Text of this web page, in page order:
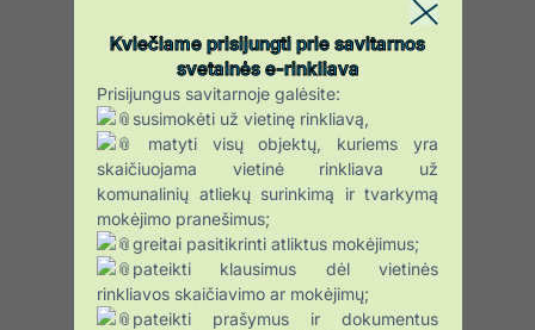
sodus;
*Projektą „Žiedinis atliekų tvarkymas“
finansuoja Islandija, Lichtenšteinas ir
Norvegija per EEE (ang. EEA) ir Norvegijos
regioninio bendradarbiavimo dotacijų
fondą. The Circular Based Waste
Management project is funded by Iceland,
Liechtenstein and Norway through the EEA
and Norway Grants Fund for Regional
Cooperation. Daugiau:
www.eeagrants.org).
Kviečiame prisijungti prie savitarnos
svetainės e-rinkliava
Prisijungus savitarnoje galėsite:
susimokėti už vietinę rinkliavą,
matyti visų objektų, kuriems yra
skaičiuojama vietinė rinkliava už
komunalinių atliekų surinkimą ir tvarkymą
mokėjimo pranešimus;
greitai pasitikrinti atliktus mokėjimus;
pateikti klausimus dėl vietinės
rinkliavos skaičiavimo ar mokėjimų;
pateikti prašymus ir dokumentus